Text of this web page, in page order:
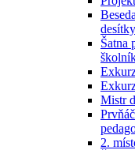
Šatna
Mistr
2.